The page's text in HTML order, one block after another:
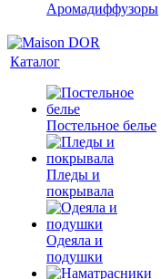
Аромадиффузоры
Каталог
Постельное белье
Пледы и
покрывала
Одеяла и
подушки